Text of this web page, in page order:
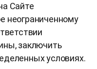
Сайте
неограниченному
заключить
условиях.